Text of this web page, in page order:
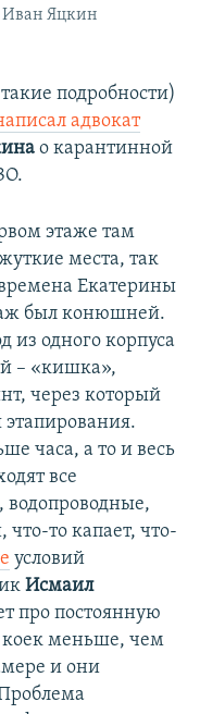
Иван Яцкин
подробности)
адвокат
о карантинной
этаже там
места, так
Екатерины
был конюшней.
из одного корпуса
– «кишка»,
через который
часа, а то и весь
все
то капает, что-
условий
Исмаил
про постоянную
коек меньше, чем
и они